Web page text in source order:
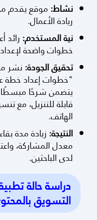
نشاط: موقع يقدم
ريادة الأعمال.
نية المستخدم: رائد
خطوات واضحة
تحقيق الجودة: نشر
"خطوات إعداد خطة
يتضمن شرحًا مبسطًا،
قابلة للتنزيل، مع
الهاتف.
النتيجة: زيادة مدة
معدل المشاركة،
لدى الباحثين.
دراسة حالة
التسويق